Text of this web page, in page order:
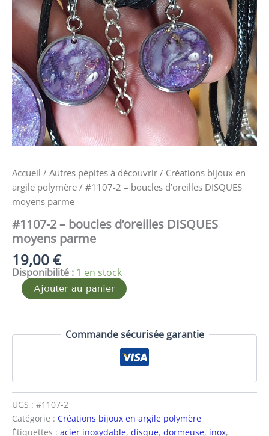
Accueil / Autres pépites à découvrir / Créations bijoux en
argile polymère / #1107-2 – boucles d’oreilles DISQUES
moyens parme
#1107-2 – boucles d’oreilles DISQUES
moyens parme
19,00€
Disponibilité : 1 en stock
Ajouter au panier
Commande sécurisée garantie
UGS : #1107-2
Catégorie : Créations bijoux en argile polymère
Étiquettes : acier inoxydable, disque, dormeuse, inox,